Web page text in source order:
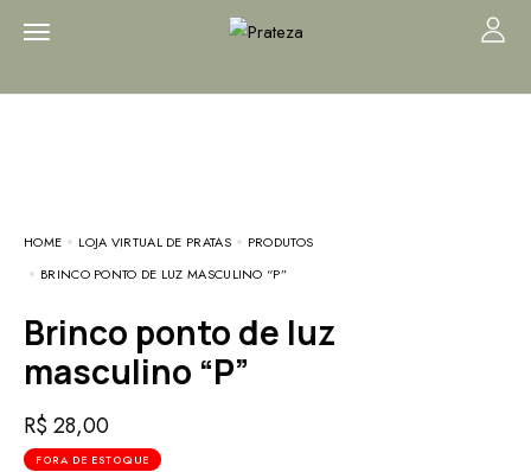
HOME LOJA VIRTUAL DE PRATAS
PRODUTOS
BRINCO PONTO DE LUZ MASCULINO “P”
Brinco ponto de luz
masculino “P”
R$28,00
FORA DE ESTOQUE